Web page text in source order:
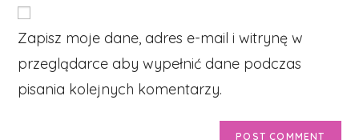
URL
(optional)
Zapisz moje dane, adres e-mail i witrynę w
przeglądarce aby wypełnić dane podczas
pisania kolejnych komentarzy.